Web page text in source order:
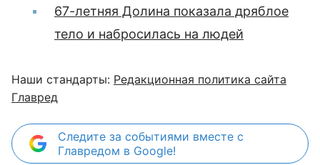
67-летняя Долина показала дряблое
тело и набросилась на людей
Наши стандарты: Редакционная политика сайта
Главред
Следите за событиями вместе с
Главредом в Google!